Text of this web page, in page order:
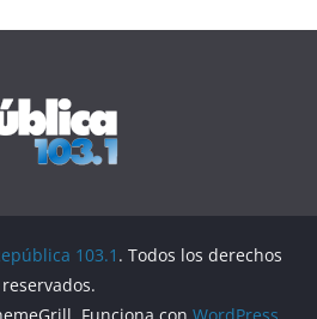
103.1 . Todos los derechos
reservados.